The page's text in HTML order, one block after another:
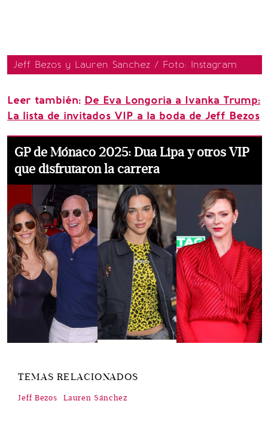
Jeff Bezos y Lauren Sanchez / Foto: Instagram
Leer también: De Eva Longoria a Ivanka Trump:
La lista de invitados VIP a la boda de Jeff Bezos
GP de Mónaco 2025: Dua Lipa y otros VIP
que disfrutaron la carrera
TEMAS RELACIONADOS
Jeff Bezos Lauren Sánchez